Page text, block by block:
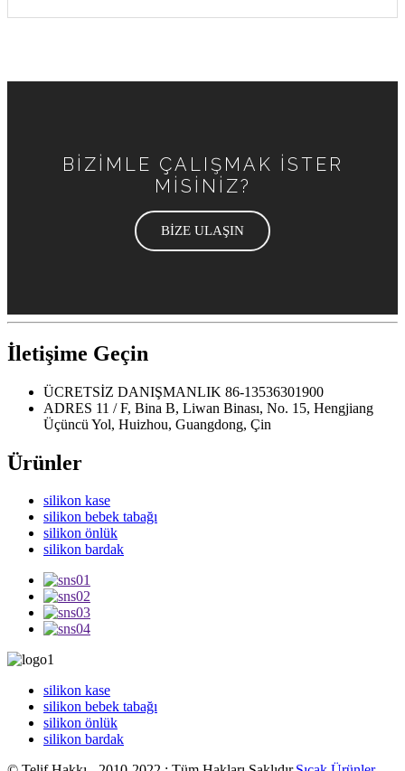
BİZİMLE ÇALIŞMAK İSTER
MİSİNİZ?
BİZE ULAŞIN
İletişime Geçin
ÜCRETSİZ DANIŞMANLIK 86-13536301900
ADRES 11 / F, Bina B, Liwan Binası, No. 15, Hengjiang
Üçüncü Yol, Huizhou, Guangdong, Çin
Ürünler
silikon kase
silikon bebek tabağı
silikon önlük
silikon bardak
silikon kase
silikon bebek tabağı
silikon önlük
silikon bardak